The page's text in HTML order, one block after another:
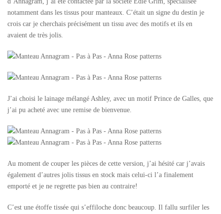
notamment dans les tissus pour manteaux. C’était un signe du destin je
crois car je cherchais précisément un tissu avec des motifs et ils en
avaient de très jolis.
J’ai choisi le lainage mélangé Ashley, avec un motif Prince de Galles, que
j’ai pu acheté avec une remise de bienvenue.
Au moment de couper les pièces de cette version, j’ai hésité car j’avais
également d’autres jolis tissus en stock mais celui-ci l’a finalement
emporté et je ne regrette pas bien au contraire!
C’est une étoffe tissée qui s’effiloche donc beaucoup. Il fallu surfiler les